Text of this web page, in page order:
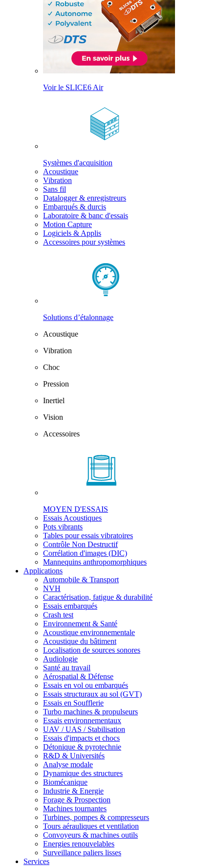
Voir le SLICE6 Air
Systèmes d'acquisition
Acoustique
Vibration
Sans fil
Datalogger & enregistreurs
Embarqués & durcis
Laboratoire & banc d'essais
Motion Capture
Logiciels & Applis
Accessoires pour systèmes
Solutions d’étalonnage
Acoustique
Vibration
Choc
Pression
Inertiel
Vision
Accessoires
MOYEN D'ESSAIS
Essais Acoustiques
Pots vibrants
Tables pour essais vibratoires
Contrôle Non Destructif
Corrélation d'images (DIC)
Mannequins anthropomorphiques
Applications
Automobile & Transport
NVH
Caractérisation, fatigue & durabilité
Essais embarqués
Crash test
Environnement & Santé
Acoustique environnementale
Acoustique du bâtiment
Localisation de sources sonores
Audiologie
Santé au travail
Aérospatial & Défense
Essais en vol ou embarqués
Essais structuraux au sol (GVT)
Essais en Soufflerie
Turbo machines & propulseurs
Essais environnementaux
UAV / UAS / Stabilisation
Essais d'impacts et chocs
Détonique & pyrotechnie
R&D & Universités
Analyse modale
Dynamique des structures
Biomécanique
Industrie & Energie
Forage & Prospection
Machines tournantes
Turbines, pompes & compresseurs
Tours aérauliques et ventilation
Convoyeurs & machines outils
Energies renouvelables
Surveillance paliers lisses
Services